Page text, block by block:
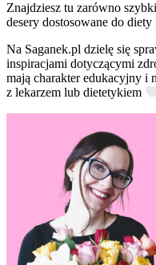
Znajdziesz tu zarówno
desery dostosowane do
Na Saganek.pl dzielę się
inspiracjami dotyczącymi
mają charakter edukacyjny i
z lekarzem lub dietetykiem